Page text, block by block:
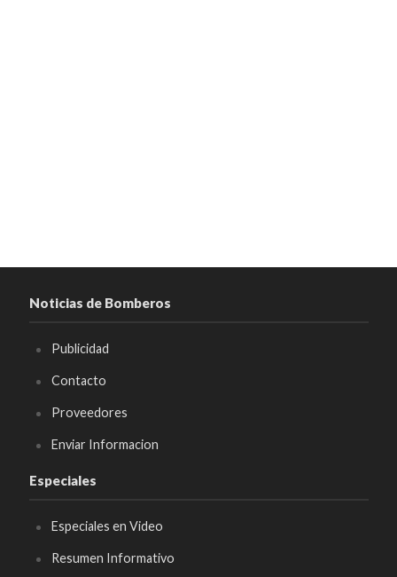
Noticias de Bomberos
Publicidad
Contacto
Proveedores
Enviar Informacion
Especiales
Especiales en Video
Resumen Informativo